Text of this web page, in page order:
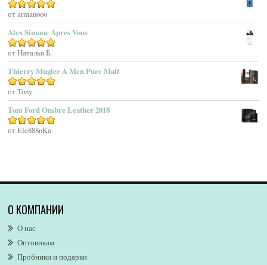
Ahjaar
Aigner
Aj Arabia (Widian)
Ajmal
Akro
Al Hamatt
Al Haramain
Al-Jazeera
Alex Simone
Alexander McQueen
Alexandre. J
Alford & Hoff
Alfred Dunhill
Оценка5из 5
от armanooo
Alex Simone Apres Vous
Оценка5из 5
от Наталья Б.
Thierry Mugler A Men Pure Malt
Оценка
от Tony
Tom Ford Ombre Leather 2018
Оценка5из 5
от Ele888nKa
О КОМПАНИИ
О нас
Оптовикам
Пробники и подарки